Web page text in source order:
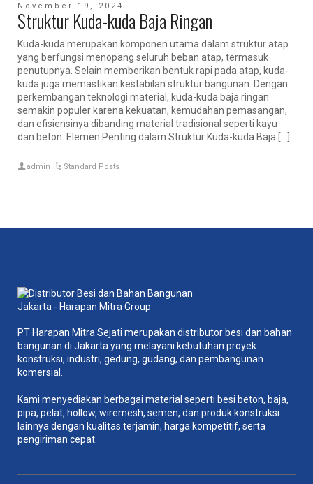
November 19, 2024
Struktur Kuda-kuda Baja Ringan
Kuda-kuda merupakan komponen utama dalam struktur atap
yang berfungsi menopang seluruh beban atap, termasuk
penutupnya. Selain memberikan bentuk rapi pada atap, kuda-
kuda juga memastikan kestabilan struktur bangunan. Dengan
perkembangan teknologi material, kuda-kuda baja ringan
semakin populer karena kekuatan, kemudahan pemasangan,
dan efisiensinya dibanding material tradisional seperti kayu
dan beton. Elemen Penting dalam Struktur Kuda-kuda Baja […]
admin Standard Posts
PT Harapan Mitra Sejati merupakan distributor besi dan bahan
bangunan di Jakarta yang melayani kebutuhan proyek
konstruksi, industri, gedung, gudang, dan pembangunan
komersial.
Kami menyediakan berbagai material seperti besi beton, baja,
pipa, pelat, hollow, wiremesh, semen, dan produk konstruksi
lainnya dengan kualitas terjamin, harga kompetitif, serta
pengiriman cepat.